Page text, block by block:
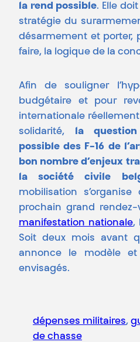
la rend possible. Elle
stratégie du
désarmement et porter,
faire, la logique de la
Afin de souligner
budgétaire et pour
internationale
solidarité, la question
possible des F-16 de
bon nombre d’enjeux
la société civile
mobilisation
prochain grand
manifestation nationale,
Soit deux mois avant
annonce le modèle et
envisagés.
dépenses militaires,
de chasse